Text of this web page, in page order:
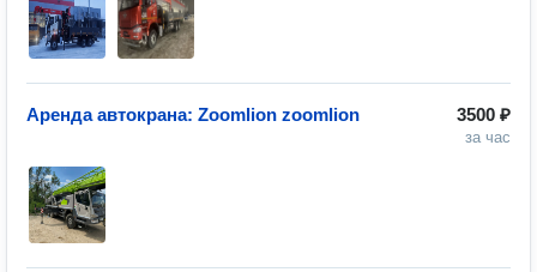
3500 ₽
за час
Аренда автокрана: Zoomlion zoomlion